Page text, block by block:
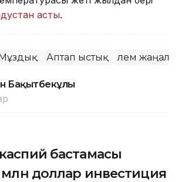
асты.
Аптап ыстық Әлем
Бақытбекұлы
бастамасы
млн доллар инвестиция